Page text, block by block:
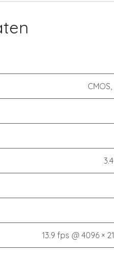
13.9 fps @ 4096 ×